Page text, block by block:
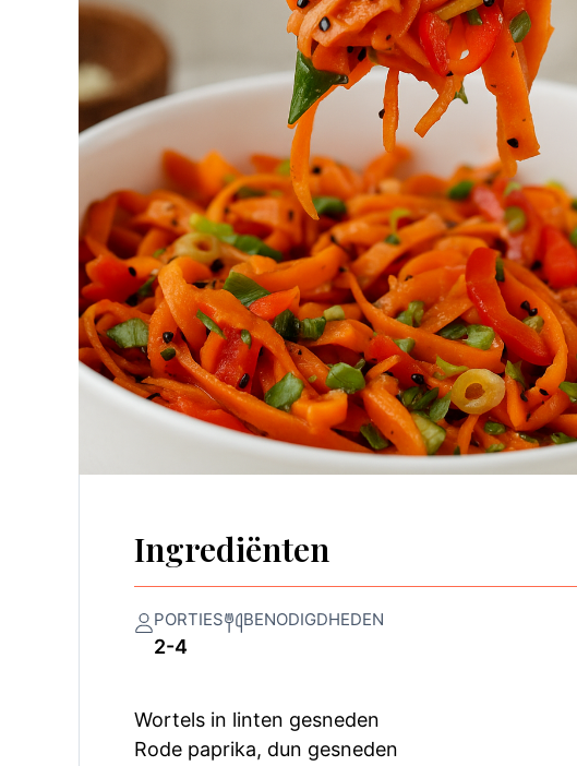
Ingrediënten
PORTIES
2-4
BENODIGDHEDEN
Wortels in linten gesneden
Rode paprika, dun gesneden